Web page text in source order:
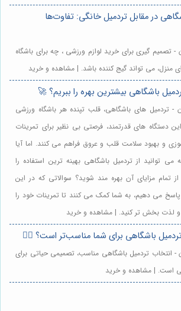
در مقابل تردمیل خانگی: تفاوت‌ها
- تصمیم گیری برای خرید لوازم ورزشی ، چه برای باشگاه
منزل، می تواند گیج کننده باشد. | مشاهده و خرید
باشگاهی بیشترین بهره را ببریم؟ 🚀
- تردمیل های باشگاهی، قلب تپنده هر باشگاه ورزشی
دستگاه های قدرتمند، فرصتی بی نظیر برای تمرینات
و بهبود سلامت قلب و عروق فراهم می کنند. اما آیا
می توانید از تردمیل باشگاهی بهینه ترین استفاده را
تمام مزایای آن بهره مند شوید؟ سوالاتی که در این
پاسخ می دهیم، به شما کمک می کنند تا تمرینات خود را
و لذت بخش تر کنید. | مشاهده و خرید
باشگاهی برای شما مناسب‌تر است؟ 🏃‍♀️
- انتخاب تردمیل باشگاهی مناسب، تصمیمی حیاتی برای
است. | مشاهده و خرید